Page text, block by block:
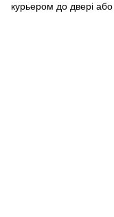
курьером до двері або